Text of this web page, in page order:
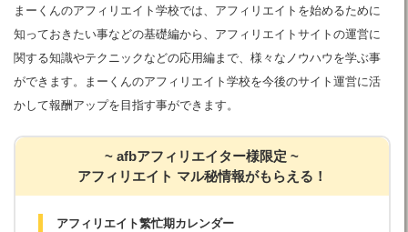
まーくんのアフィリエイト学校では、アフィリエイトを始めるために
知っておきたい事などの基礎編から、アフィリエイトサイトの運営に
関する知識やテクニックなどの応用編まで、様々なノウハウを学ぶ事
ができます。まーくんのアフィリエイト学校を今後のサイト運営に活
かして報酬アップを目指す事ができます。
~ afbアフィリエイター様限定 ~
アフィリエイト マル秘情報がもらえる！
アフィリエイト繁忙期カレンダー